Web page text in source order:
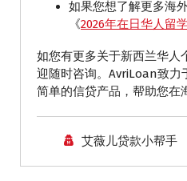
如果您想了解更多海
《2026年在日华人留
如您有更多关于新西兰华人
迎随时咨询。AvriLoan致力
简单的信贷产品，帮助您在
艾薇儿贷款小帮手